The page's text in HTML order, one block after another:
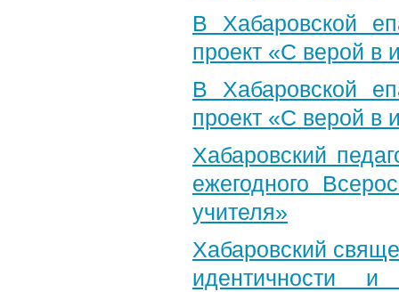
В Хабаровской
проект «С верой в
В Хабаровской
проект «С верой в
Хабаровский
ежегодного
учителя»
Хабаровский
идентичности